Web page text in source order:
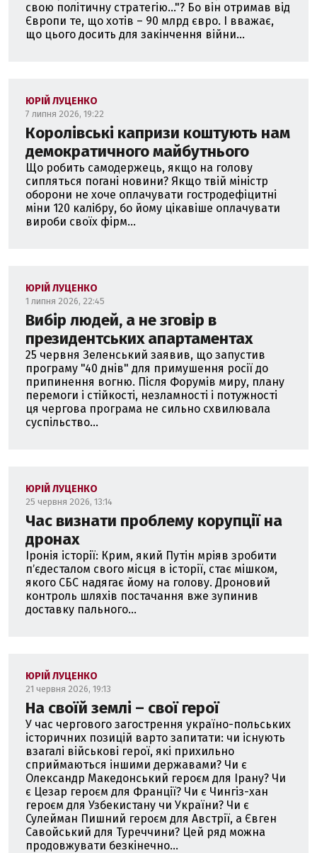
свою політичну стратегію..."? Бо він отримав від
Європи те, що хотів – 90 млрд євро. І вважає,
що цього досить для закінчення війни...
ЮРІЙ ЛУЦЕНКО
7 липня 2026, 19:22
Королівські капризи коштують нам
демократичного майбутнього
Що робить самодержець, якщо на голову
сипляться погані новини? Якщо твій міністр
оборони не хоче оплачувати гостродефіцитні
міни 120 калібру, бо йому цікавіше оплачувати
вироби своїх фірм...
ЮРІЙ ЛУЦЕНКО
1 липня 2026, 22:45
Вибір людей, а не зговір в
президентських апартаментах
25 червня Зеленський заявив, що запустив
програму "40 днів" для примушення росії до
припинення вогню. Після Форумів миру, плану
перемоги і стійкості, незламності і потужності
ця чергова програма не сильно схвилювала
суспільство...
ЮРІЙ ЛУЦЕНКО
25 червня 2026, 13:14
Час визнати проблему корупції на
дронах
Іронія історії: Крим, який Путін мріяв зробити
пʼєдесталом свого місця в історії, стає мішком,
якого СБС надягає йому на голову. Дроновий
контроль шляхів постачання вже зупинив
доставку пального...
ЮРІЙ ЛУЦЕНКО
21 червня 2026, 19:13
На своїй землі – свої герої
У час чергового загострення україно-польських
історичних позицій варто запитати: чи існують
взагалі військові герої, які прихильно
сприймаються іншими державами? Чи є
Олександр Македонський героєм для Ірану? Чи
є Цезар героєм для Франції? Чи є Чингіз-хан
героєм для Узбекистану чи України? Чи є
Сулейман Пишний героєм для Австрії, а Євген
Савойський для Туреччини? Цей ряд можна
продовжувати безкінечно...